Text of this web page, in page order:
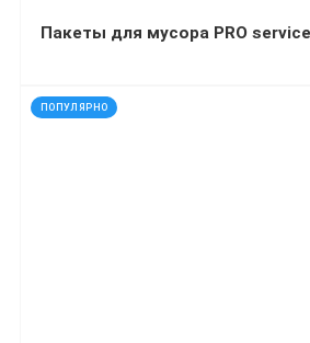
ПОПУЛЯРНО
код: 12717